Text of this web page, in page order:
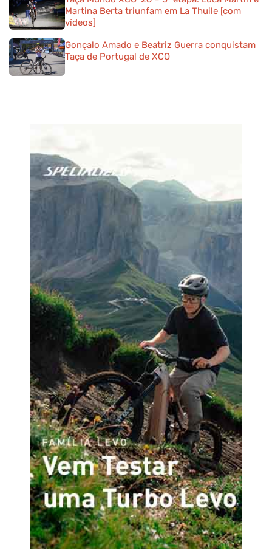
Martina Berta triunfam em La Thuile [com
vídeos]
Gonçalo Amado e Beatriz Guerra conquistam
Taça de Portugal de XCO